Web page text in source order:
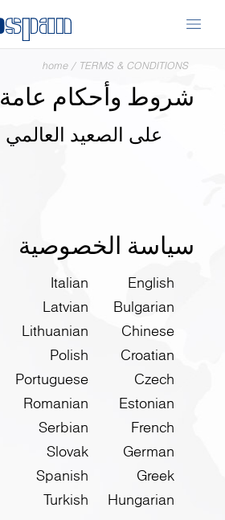
home / TERMS & CONDITIONS
شروط وأحكام عامة
على الصعيد العالمي
سياسة الخصوصية
English
Bulgarian
Chinese
Croatian
Czech
Estonian
French
German
Greek
Hungarian
Italian
Latvian
Lithuanian
Polish
Portuguese
Romanian
Serbian
Slovak
Spanish
Turkish